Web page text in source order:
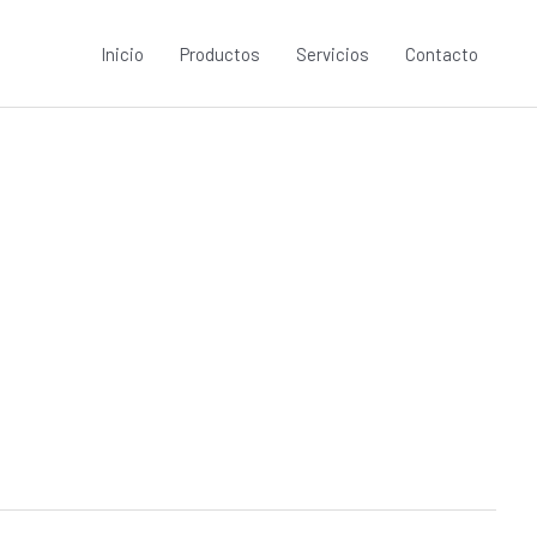
Inicio Productos Servicios Contacto